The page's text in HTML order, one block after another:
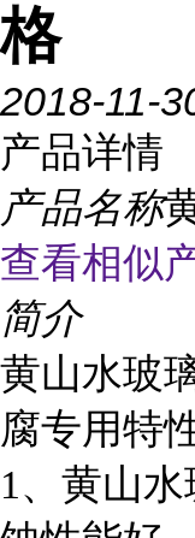
格
2018-11-
产品详情
产品名称
查看相似
简介
黄山水玻
腐专用特
1、黄山